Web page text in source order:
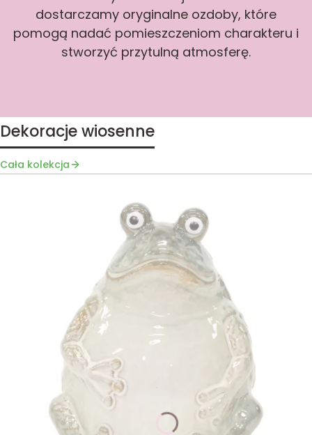
dostarczamy oryginalne ozdoby, które
pomogą nadać pomieszczeniom charakteru i
stworzyć przytulną atmosferę.
Dekoracje wiosenne
Cała kolekcja